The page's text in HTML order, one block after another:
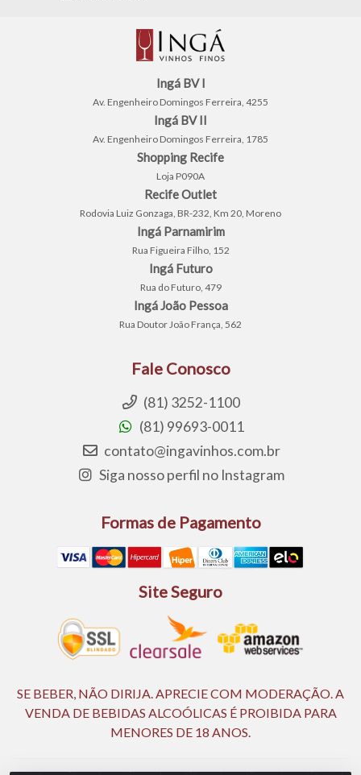
Ingá BV I
Av. Engenheiro Domingos Ferreira, 4255
Ingá BV II
Av. Engenheiro Domingos Ferreira, 1785
Shopping Recife
Loja P090A
Recife Outlet
Rodovia Luiz Gonzaga, BR-232, Km 20, Moreno
Ingá Parnamirim
Rua Figueira Filho, 152
Ingá Futuro
Rua do Futuro, 479
Ingá João Pessoa
Rua Doutor João França, 562
Fale Conosco
(81) 3252-1100
(81) 99693-0011
contato@ingavinhos.com.br
Siga nosso perfil no Instagram
Formas de Pagamento
Site Seguro
SE BEBER, NÃO DIRIJA. APRECIE COM MODERAÇÃO. A
VENDA DE BEBIDAS ALCOÓLICAS É PROIBIDA PARA
MENORES DE 18 ANOS.